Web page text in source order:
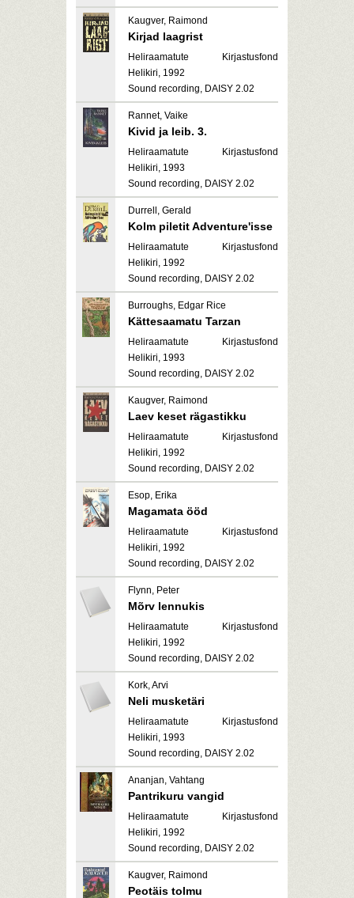
Kaugver, Raimond
Kirjad laagrist
Heliraamatute Kirjastusfond
Helikiri, 1992
Sound recording, DAISY 2.02
Rannet, Vaike
Kivid ja leib. 3.
Heliraamatute Kirjastusfond
Helikiri, 1993
Sound recording, DAISY 2.02
Durrell, Gerald
Kolm piletit Adventure'isse
Heliraamatute Kirjastusfond
Helikiri, 1992
Sound recording, DAISY 2.02
Burroughs, Edgar Rice
Kättesaamatu Tarzan
Heliraamatute Kirjastusfond
Helikiri, 1993
Sound recording, DAISY 2.02
Kaugver, Raimond
Laev keset rägastikku
Heliraamatute Kirjastusfond
Helikiri, 1992
Sound recording, DAISY 2.02
Esop, Erika
Magamata ööd
Heliraamatute Kirjastusfond
Helikiri, 1992
Sound recording, DAISY 2.02
Flynn, Peter
Mõrv lennukis
Heliraamatute Kirjastusfond
Helikiri, 1992
Sound recording, DAISY 2.02
Kork, Arvi
Neli musketäri
Heliraamatute Kirjastusfond
Helikiri, 1993
Sound recording, DAISY 2.02
Ananjan, Vahtang
Pantrikuru vangid
Heliraamatute Kirjastusfond
Helikiri, 1992
Sound recording, DAISY 2.02
Kaugver, Raimond
Peotäis tolmu